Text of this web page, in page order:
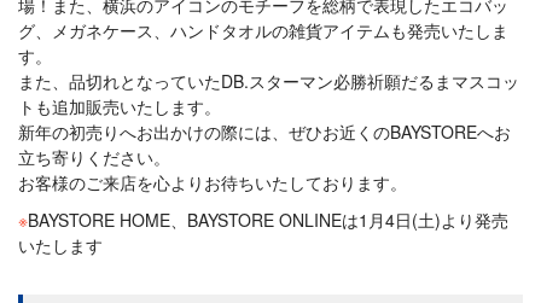
場！また、横浜のアイコンのモチーフを総柄で表現したエコバッ
グ、メガネケース、ハンドタオルの雑貨アイテムも発売いたしま
す。
また、品切れとなっていたDB.スターマン必勝祈願だるまマスコッ
トも追加販売いたします。
新年の初売りへお出かけの際には、ぜひお近くのBAYSTOREへお
立ち寄りください。
お客様のご来店を心よりお待ちいたしております。
※BAYSTORE HOME、BAYSTORE ONLINEは1月4日(土)より発売
いたします